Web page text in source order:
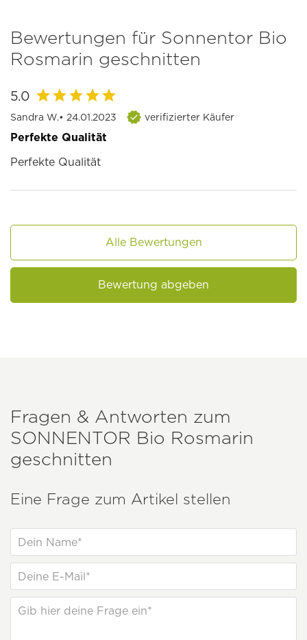
Bewertungen für Sonnentor Bio
Rosmarin geschnitten
5.0
Sandra W.• 24.01.2023 verifizierter Käufer
Perfekte Qualität
Perfekte Qualität
Alle Bewertungen
Bewertung abgeben
Fragen & Antworten zum
SONNENTOR Bio Rosmarin
geschnitten
Eine Frage zum Artikel stellen